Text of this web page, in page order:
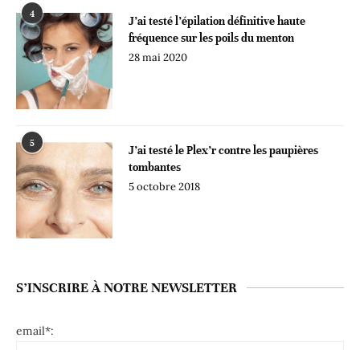
4
J’ai testé l’épilation définitive haute
fréquence sur les poils du menton
28 mai 2020
5
J’ai testé le Plex’r contre les paupières
tombantes
5 octobre 2018
S’INSCRIRE À NOTRE NEWSLETTER
email*: